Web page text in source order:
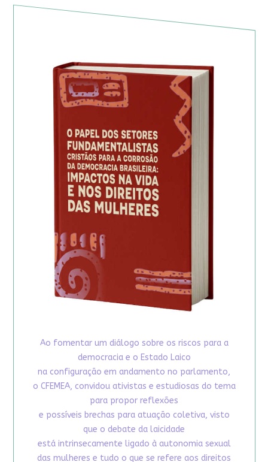
Ao fomentar um diálogo sobre os riscos para a
democracia e o Estado Laico
na configuração em andamento no parlamento,
o CFEMEA, convidou ativistas e estudiosas do tema
para propor reflexões
e possíveis brechas para atuação coletiva, visto
que o debate da laicidade
está intrinsecamente ligado à autonomia sexual
das mulheres e tudo o que se refere aos direitos